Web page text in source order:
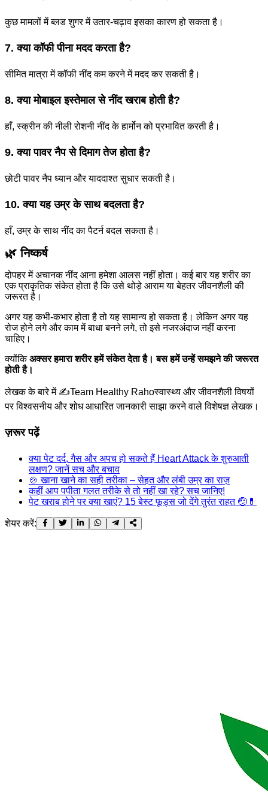
कुछ मामलों में ब्लड शुगर में उतार-चढ़ाव इसका कारण हो सकता है।
7. क्या कॉफी पीना मदद करता है?
सीमित मात्रा में कॉफी नींद कम करने में मदद कर सकती है।
8. क्या मोबाइल इस्तेमाल से नींद खराब होती है?
हाँ, स्क्रीन की नीली रोशनी नींद के हार्मोन को प्रभावित करती है।
9. क्या पावर नैप से दिमाग तेज होता है?
छोटी पावर नैप ध्यान और याददाश्त सुधार सकती है।
10. क्या यह उम्र के साथ बदलता है?
हाँ, उम्र के साथ नींद का पैटर्न बदल सकता है।
🌿 निष्कर्ष
दोपहर में अचानक नींद आना हमेशा आलस नहीं होता। कई बार यह शरीर का
एक प्राकृतिक संकेत होता है कि उसे थोड़े आराम या बेहतर जीवनशैली की
जरूरत है।
अगर यह कभी-कभार होता है तो यह सामान्य हो सकता है। लेकिन अगर यह
रोज होने लगे और काम में बाधा बनने लगे, तो इसे नजरअंदाज नहीं करना
चाहिए।
क्योंकिअक्सर हमारा शरीर हमें संकेत देता है। बस हमें उन्हें समझने की जरूरत
होती है।
लेखक के बारे में ✍️Team Healthy Rahoस्वास्थ्य और जीवनशैली विषयों
पर विश्वसनीय और शोध आधारित जानकारी साझा करने वाले विशेषज्ञ लेखक।
ज़रूर पढ़ें
क्या पेट दर्द, गैस और अपच हो सकते हैं Heart Attack के शुरुआती
लक्षण? जानें सच और बचाव
🍲 खाना खाने का सही तरीका – सेहत और लंबी उम्र का राज़
कहीं आप पपीता गलत तरीके से तो नहीं खा रहे? सच जानिए!
पेट खराब होने पर क्या खाएं? 15 बेस्ट फूड्स जो देंगे तुरंत राहत 🤕💊
शेयर करें: